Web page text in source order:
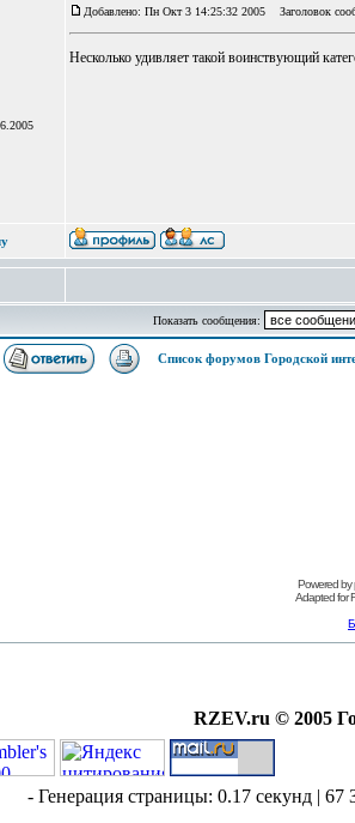
Добавлено: Пн Окт 3 14:25:32 2005 Заголовок
Несколько удивляет такой воинствующий
Показать сообщения:
Список форумов Городской
Powered by
Adapted for
RZEV.ru © 2005
- Генерация страницы: 0.17 секунд |